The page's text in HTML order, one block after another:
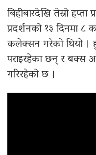
बिहीबारदेखि तेस्रो
प्रदर्शनको १३ दिनमा
कलेक्सन गरेको थियो ।
पराइरहेका छन् र बक्स
गरिरहेको छ ।